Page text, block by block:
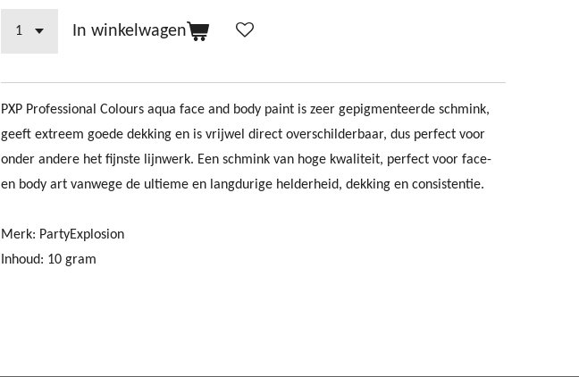
In winkelwagen
PXP Professional Colours aqua face and body paint is zeer gepigmenteerde schmink,
geeft extreem goede dekking en is vrijwel direct overschilderbaar, dus perfect voor
onder andere het fijnste lijnwerk. Een schmink van hoge kwaliteit, perfect voor face-
en body art vanwege de ultieme en langdurige helderheid, dekking en consistentie.
Merk: PartyExplosion
Inhoud: 10 gram